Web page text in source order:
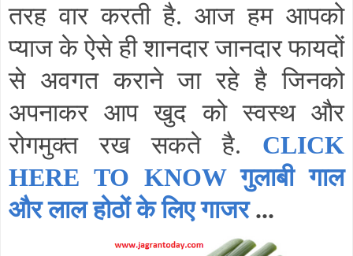
तरह वार करती है. आज हम आपको
प्याज के ऐसे ही शानदार जानदार फायदों
से अवगत कराने जा रहे है जिनको
अपनाकर आप खुद को स्वस्थ और
रोगमुक्त रख सकते है. CLICK
HERE TO KNOW गुलाबी गाल
और लाल होठों के लिए गाजर...